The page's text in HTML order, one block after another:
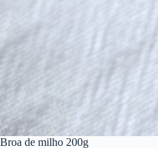
Broa de milho 200g